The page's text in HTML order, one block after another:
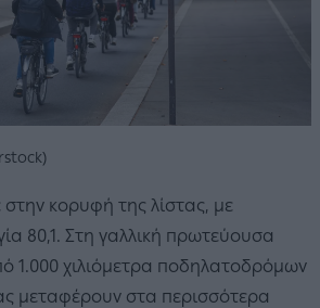
στην κορυφή της λίστας, με
80,1. Στη γαλλική πρωτεύουσα
1.000 χιλιόμετρα ποδηλατοδρόμων
μεταφέρουν στα περισσότερα